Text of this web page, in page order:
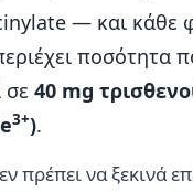
— και κάθε
ποσότητα
σε 40 mg
3+).
πρέπει να ξεκινά